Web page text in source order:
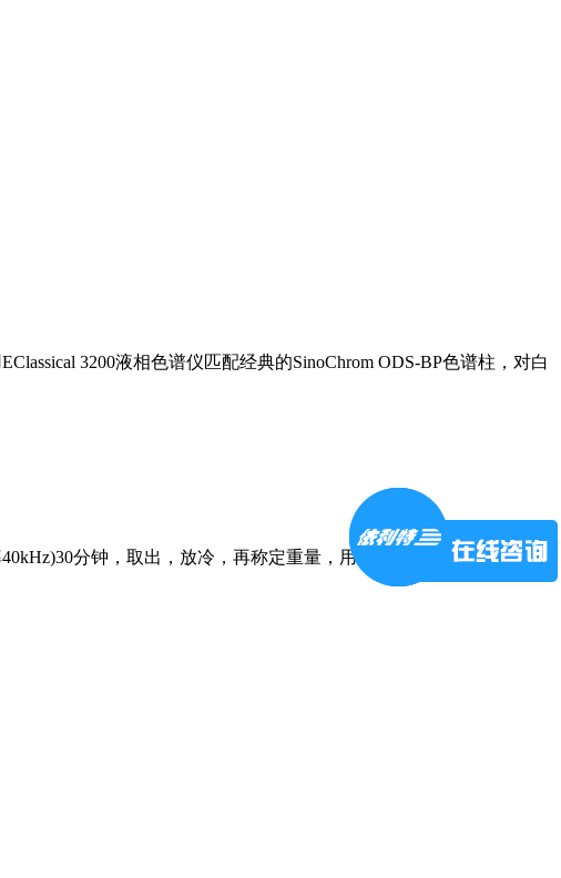
3200液相色谱仪匹配经典的SinoChrom ODS-BP色谱柱，对白
分钟，取出，放冷，再称定重量，用甲醇补足减失的重量，摇